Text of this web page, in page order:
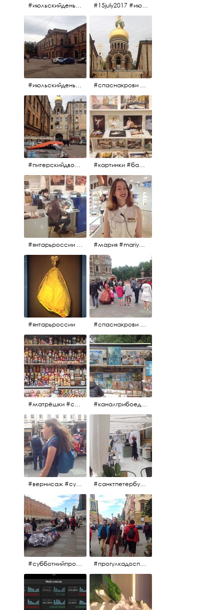
#июльскийдень2017 #15july2017 #15july2017 #июльскийдень2017 #спаснакрови
#июльскийдень2017 #15july2017 #спаснакрови #июльскийдень2017
#питерскийдвор #спаснакрови #июльскийдень2017 #картинки #балетпитера #янтарьроссиии
#янтарьроссии #янтарь #мария #mariya #янтарьроссии
#янтарьроссии #спаснакрови #михайловскийсад
#матрёшки #сувениры #вернисаж #каналгрибоедова #санктпетербург #вернисаж #
#вернисаж #сувениры #картины #санктпетербург #летнеекафе
#субботнийпроменад #набережнаяканалагрибоедова #санктпетербург #прогулкадоспасаиобратно #санктпетербург #15july2017 #субботнийпитерскийдень #субботнийпроменад #послеобеда